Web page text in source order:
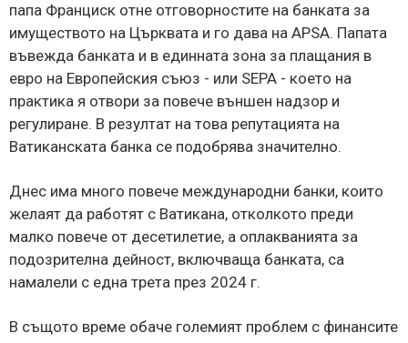
папа Франциск отне отговорностите на банката за
имуществото на Църквата и го дава на APSA. Папата
въвежда банката и в единната зона за плащания в
евро на Европейския съюз - или SEPA - което на
практика я отвори за повече външен надзор и
регулиране. В резултат на това репутацията на
Ватиканската банка се подобрява значително.
Днес има много повече международни банки, които
желаят да работят с Ватикана, отколкото преди
малко повече от десетилетие, а оплакванията за
подозрителна дейност, включваща банката, са
намалели с една трета през 2024 г.
В същото време обаче големият проблем с финансите